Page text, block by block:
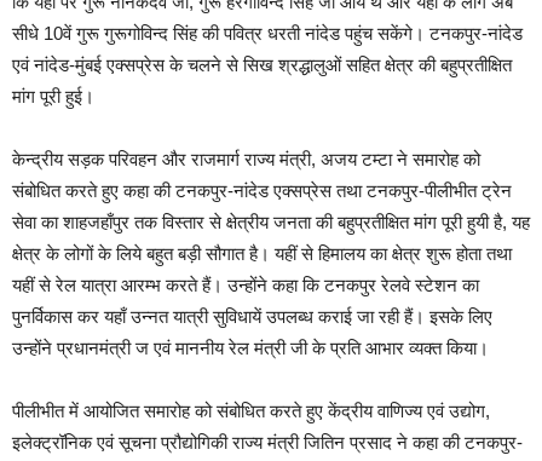
सीधे 10वें गुरू गुरूगोविन्द सिंह की पवित्र धरती नांदेड पहुंच सकेंगे। टनकपुर-नांदेड
एवं नांदेड-मुंबई एक्सप्रेस के चलने से सिख श्रद्धालुओं सहित क्षेत्र की बहुप्रतीक्षित
मांग पूरी हुई।
केन्द्रीय सड़क परिवहन और राजमार्ग राज्य मंत्री, अजय टम्टा ने समारोह को
संबोधित करते हुए कहा की टनकपुर-नांदेड एक्सप्रेस तथा टनकपुर-पीलीभीत ट्रेन
सेवा का शाहजहाँपुर तक विस्तार से क्षेत्रीय जनता की बहुप्रतीक्षित मांग पूरी हुयी है, यह
क्षेत्र के लोगों के लिये बहुत बड़ी सौगात है। यहीं से हिमालय का क्षेत्र शुरू होता तथा
यहीं से रेल यात्रा आरम्भ करते हैं। उन्होंने कहा कि टनकपुर रेलवे स्टेशन का
पुनर्विकास कर यहाँ उन्नत यात्री सुविधायें उपलब्ध कराई जा रही हैं। इसके लिए
उन्होंने प्रधानमंत्री ज एवं माननीय रेल मंत्री जी के प्रति आभार व्यक्त किया।
पीलीभीत में आयोजित समारोह को संबोधित करते हुए केंद्रीय वाणिज्य एवं उद्योग,
इलेक्ट्रॉनिक एवं सूचना प्रौद्योगिकी राज्य मंत्री जितिन प्रसाद ने कहा की टनकपुर-